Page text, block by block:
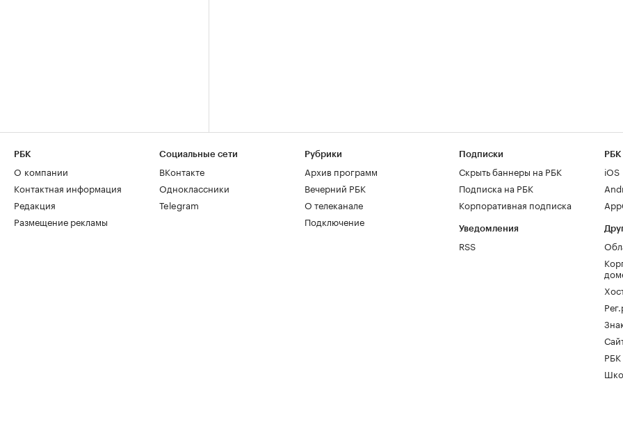
РБК
О компании
Контактная информация
Редакция
Размещение рекламы
Социальные сети
ВКонтакте
Одноклассники
Telegram
Рубрики
Архив программ
Вечерний РБК
О телеканале
Подключение
Подписки
Скрыть баннеры на РБК
Подписка на РБК
Корпоративная подписка
Уведомления
RSS
РБК
iOS